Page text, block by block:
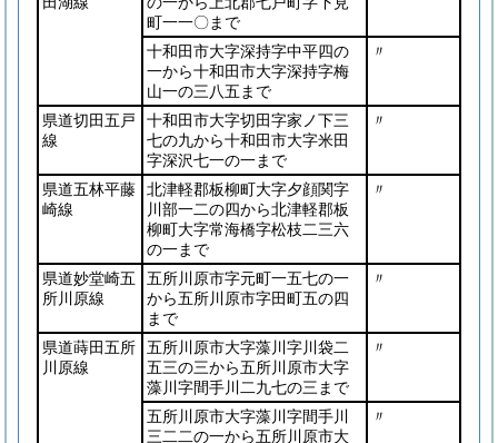
町一一〇まで
十和田市大字深持字中平四の
一から十和田市大字深持字梅
山一の三八五まで
〃
県道切田五戸
線
十和田市大字切田字家ノ下三
七の九から十和田市大字米田
字深沢七一の一まで
〃
県道五林平藤
崎線
北津軽郡板柳町大字夕顔関字
川部一二の四から北津軽郡板
柳町大字常海橋字松枝二三六
の一まで
〃
県道妙堂崎五
所川原線
五所川原市字元町一五七の一
から五所川原市字田町五の四
まで
〃
県道蒔田五所
川原線
五所川原市大字藻川字川袋二
五三の三から五所川原市大字
藻川字間手川二九七の三まで
〃
五所川原市大字藻川字間手川
三二二の一から五所川原市大
〃